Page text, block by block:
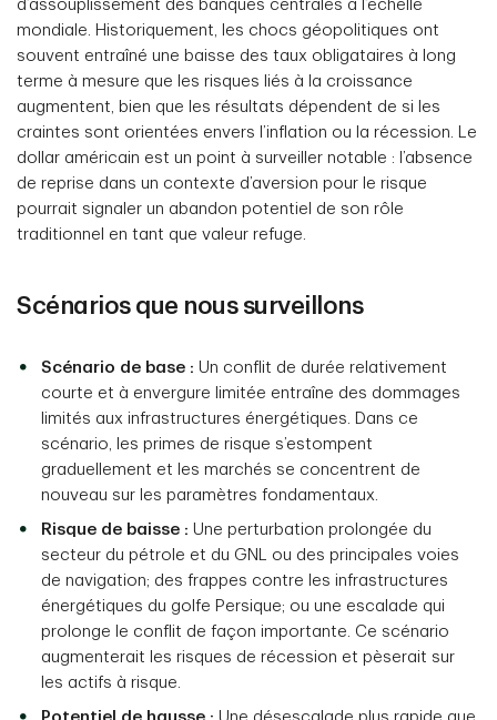
d’assouplissement des banques centrales à l’échelle
mondiale. Historiquement, les chocs géopolitiques ont
souvent entraîné une baisse des taux obligataires à long
terme à mesure que les risques liés à la croissance
augmentent, bien que les résultats dépendent de si les
craintes sont orientées envers l’inflation ou la récession. Le
dollar américain est un point à surveiller notable : l’absence
de reprise dans un contexte d’aversion pour le risque
pourrait signaler un abandon potentiel de son rôle
traditionnel en tant que valeur refuge.
Scénarios que nous surveillons
Scénario de base : Un conflit de durée relativement
courte et à envergure limitée entraîne des dommages
limités aux infrastructures énergétiques. Dans ce
scénario, les primes de risque s’estompent
graduellement et les marchés se concentrent de
nouveau sur les paramètres fondamentaux.
Risque de baisse : Une perturbation prolongée du
secteur du pétrole et du GNL ou des principales voies
de navigation; des frappes contre les infrastructures
énergétiques du golfe Persique; ou une escalade qui
prolonge le conflit de façon importante. Ce scénario
augmenterait les risques de récession et pèserait sur
les actifs à risque.